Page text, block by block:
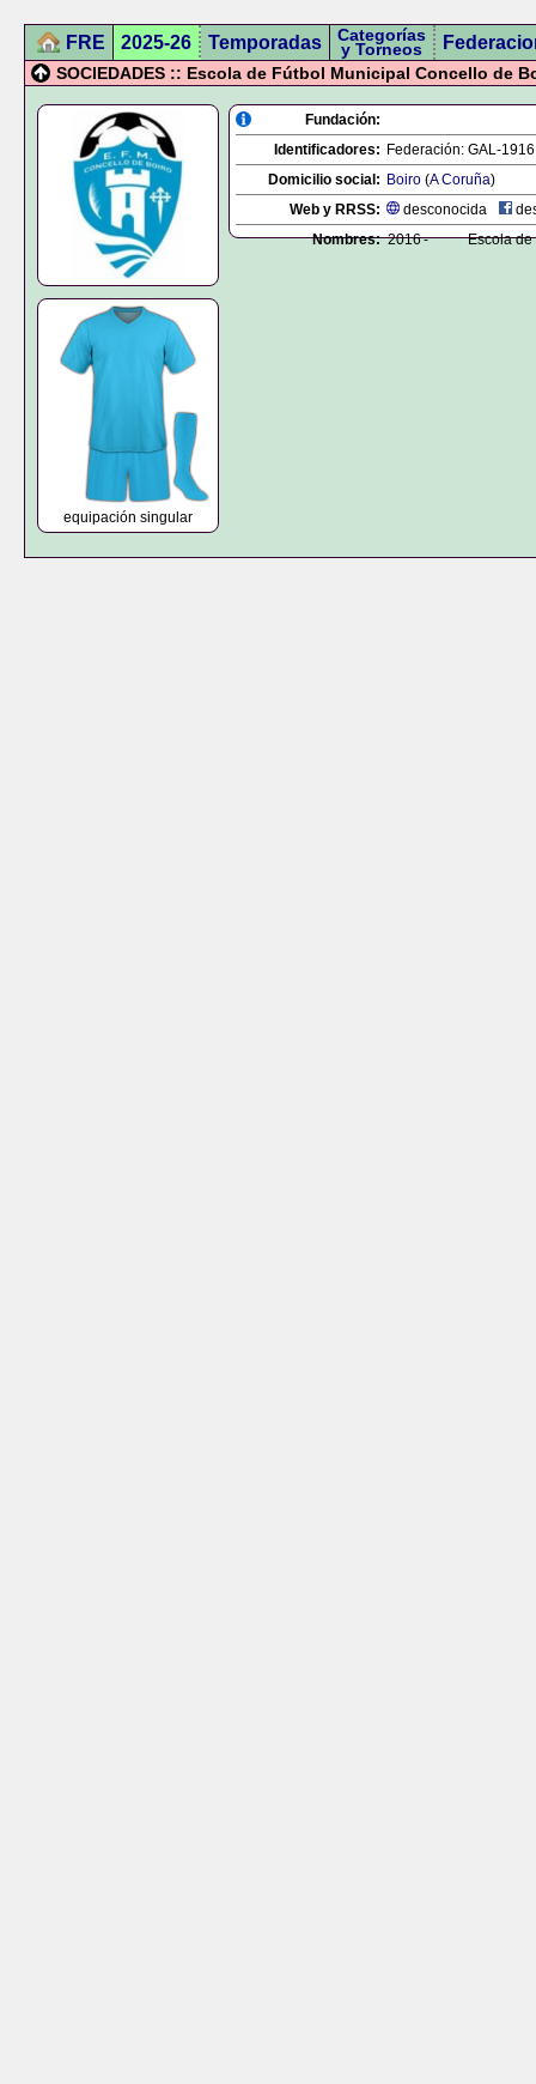
FRE 2025-26 Temporadas Categorías
y Torneos
SOCIEDADES :: Escola de Fútbol Municipal Concello de
equipación singular
Fundación:
Identificadores: Federación: GAL-1916
Domicilio social: Boiro (A Coruña)
Web y RRSS:
desconocida
Nombres: 2016- Escola